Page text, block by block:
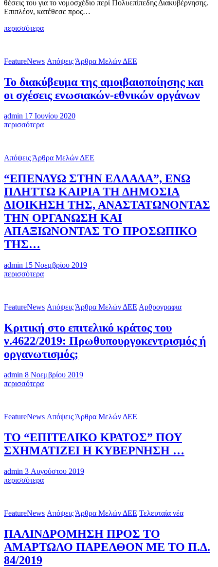
θέσεις του για το νομοσχέδιο περί Πολυεπίπεδης Διακυβέρνησης.
Επιπλέον, κατέθεσε προς…
περισσότεραΘΕΣΕΙΣ
ΠΟΛΥΕΠΙΔΗΣ
FeatureNews Απόψεις Άρθρα Μελών ΔΕΕ
Το διακύβευμα της αμοιβαιοποίησης και
οι σχέσεις ενωσιακών-εθνικών οργάνων
admin 17 Ιουνίου 2020
περισσότεραΤο
και
σχέσεις
ενωσιακών-
εθνικών
οργάνων
Απόψεις Άρθρα Μελών ΔΕΕ
“ΕΠΕΝΔΥΩ ΣΤΗΝ ΕΛΛΑΔΑ”, ΕΝΩ
ΠΛΗΤΤΩ ΚΑΙΡΙΑ ΤΗ ΔΗΜΟΣΙΑ
ΔΙΟΙΚΗΣΗ ΤΗΣ, ΑΝΑΣΤΑΤΩΝΟΝΤΑΣ
ΤΗΝ ΟΡΓΑΝΩΣΗ KAI
ΑΠΑΞΙΩΝΟΝΤΑΣ ΤΟ ΠΡΟΣΩΠΙΚΟ
ΤΗΣ…
admin 15 Νοεμβρίου 2019
περισσότερα“ΕΠΕΝΔΥΩ
ΠΛΗΤΤΩ
ΤΗ
ΔΗΜΟΣΙΑ
ΔΙΟΙΚΗΣΗ
ΤΗΣ,
ΑΝΑΣΤΑΤΩΝΟΝΤΑΣ
ΤΗΝ
ΟΡΓΑΝΩΣΗ
KAI
ΠΡΟΣΩΠΙΚΟ
ΤΗΣ…
FeatureNews Απόψεις Άρθρα Μελών ΔΕΕ Αρθρογραφια
Κριτική στο επιτελικό κράτος του
ν.4622/2019: Πρωθυπουργοκεντρισμός ή
οργανωτισμός;
admin 8 Νοεμβρίου 2019
περισσότεραΚριτική
του
Πρωθυπουργοκεντρισμός
ή
οργανωτισμός;
FeatureNews Απόψεις Άρθρα Μελών ΔΕΕ
ΤΟ “ΕΠΙΤΕΛΙΚΟ ΚΡΑΤΟΣ” ΠΟΥ
ΣΧΗΜΑΤΙΖΕΙ Η ΚΥΒΕΡΝΗΣΗ …
admin 3 Αυγούστου 2019
περισσότεραΤΟ
ΣΧΗΜΑΤΙΖΕΙ
ΚΥΒΕΡΝΗΣΗ
…
FeatureNews Απόψεις Άρθρα Μελών ΔΕΕ Τελευταία νέα
ΠΑΛΙΝΔΡΟΜΗΣΗ ΠΡΟΣ ΤΟ
ΑΜΑΡΤΩΛΟ ΠΑΡΕΛΘΟΝ ΜΕ ΤΟ Π.Δ.
84/2019